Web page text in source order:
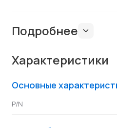
Подробнее
Характеристики
Основные
P/N